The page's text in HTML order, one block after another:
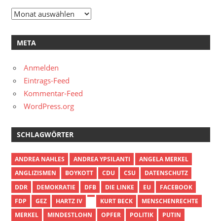
Archiv
META
Anmelden
Eintrags-Feed
Kommentar-Feed
WordPress.org
SCHLAGWÖRTER
ANDREA NAHLES ANDREA YPSILANTI
ANGELA MERKEL
ANGLIZISMEN
BOYKOTT CDU CSU
DATENSCHUTZ
DDR
DEMOKRATIE DFB DIE LINKE EU
FACEBOOK
FDP
GEZ HARTZ IV KURT BECK
MENSCHENRECHTE
MERKEL
MINDESTLOHN OPFER POLITIK PUTIN